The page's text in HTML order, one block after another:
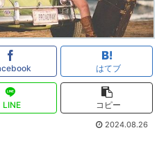
はてブ
LINE コピー
2024.08.26